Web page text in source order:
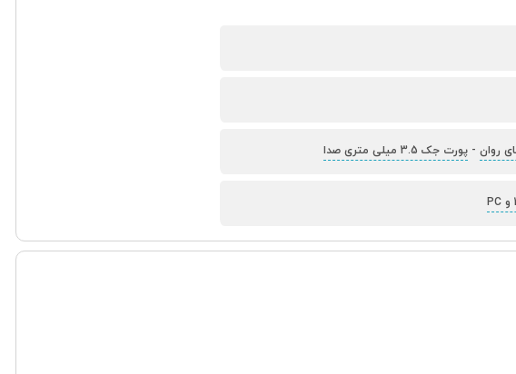
روان -پورت جک 3.5 میلی متری صدا